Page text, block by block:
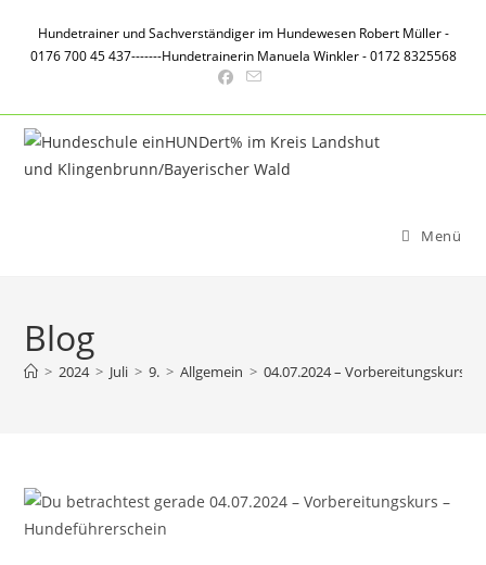
Inhalt
springen
Hundetrainer und Sachverständiger im Hundewesen Robert Müller -
0176 700 45 437-------Hundetrainerin Manuela Winkler - 0172 8325568
Menü
Blog
> 2024 > Juli > 9. > Allgemein > 04.07.2024 – Vorbereitungskurs